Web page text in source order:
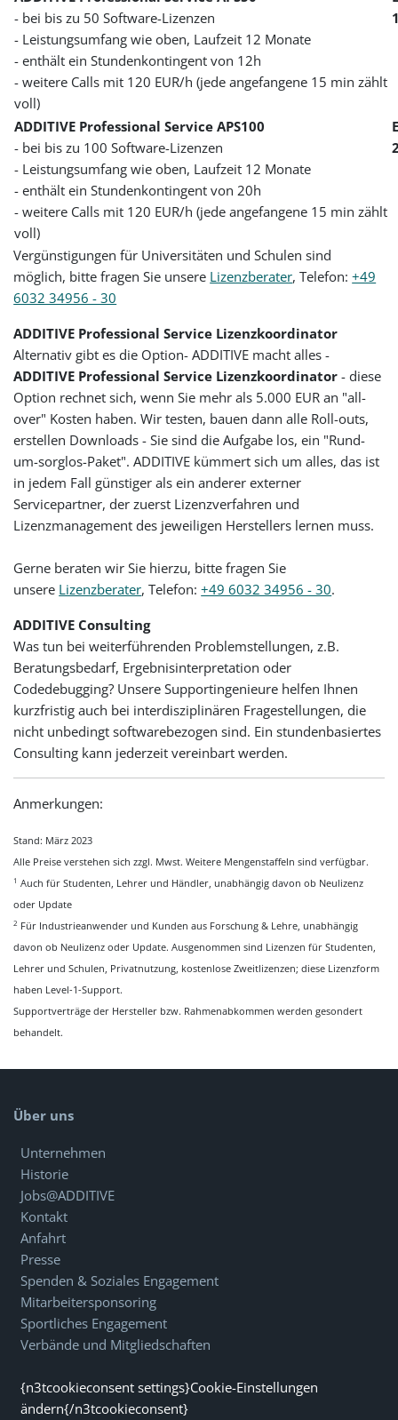
- bei bis zu 50 Software-Lizenzen
- Leistungsumfang wie oben, Laufzeit 12 Monate
- enthält ein Stundenkontingent von 12h
- weitere Calls mit 120 EUR/h (jede angefangene 15 min zählt
voll)
ADDITIVE Professional Service APS100
- bei bis zu 100 Software-Lizenzen
- Leistungsumfang wie oben, Laufzeit 12 Monate
- enthält ein Stundenkontingent von 20h
- weitere Calls mit 120 EUR/h (jede angefangene 15 min zählt
voll)
Vergünstigungen für Universitäten und Schulen sind
möglich, bitte fragen Sie unsere Lizenzberater, Telefon:+49
6032 34956 - 30
ADDITIVE Professional Service Lizenzkoordinator
Alternativ gibt es die Option- ADDITIVE macht alles -
ADDITIVE Professional Service Lizenzkoordinator - diese
Option rechnet sich, wenn Sie mehr als 5.000 EUR an "all-
over" Kosten haben. Wir testen, bauen dann alle Roll-outs,
erstellen Downloads - Sie sind die Aufgabe los, ein "Rund-
um-sorglos-Paket". ADDITIVE kümmert sich um alles, das ist
in jedem Fall günstiger als ein anderer externer
Servicepartner, der zuerst Lizenzverfahren und
Lizenzmanagement des jeweiligen Herstellers lernen muss.
Gerne beraten wir Sie hierzu, bitte fragen Sie
unsere Lizenzberater, Telefon:+49 6032 34956 - 30.
ADDITIVE Consulting
Was tun bei weiterführenden Problemstellungen, z.B.
Beratungsbedarf, Ergebnisinterpretation oder
Codedebugging? Unsere Supportingenieure helfen Ihnen
kurzfristig auch bei interdisziplinären Fragestellungen, die
nicht unbedingt softwarebezogen sind. Ein stundenbasiertes
Consulting kann jederzeit vereinbart werden.
Anmerkungen:
Stand: März 2023
Alle Preise verstehen sich zzgl. Mwst. Weitere Mengenstaffeln sind verfügbar.
1 Auch für Studenten, Lehrer und Händler, unabhängig davon ob Neulizenz
oder Update
2 Für Industrieanwender und Kunden aus Forschung & Lehre, unabhängig
davon ob Neulizenz oder Update. Ausgenommen sind Lizenzen für Studenten,
Lehrer und Schulen, Privatnutzung, kostenlose Zweitlizenzen; diese Lizenzform
haben Level-1-Support.
Supportverträge der Hersteller bzw. Rahmenabkommen werden gesondert
behandelt.
Über uns
Unternehmen
Historie
Jobs@ADDITIVE
Kontakt
Anfahrt
Presse
Spenden & Soziales Engagement
Mitarbeitersponsoring
Sportliches Engagement
Verbände und Mitgliedschaften
{n3tcookieconsent settings}Cookie-Einstellungen
ändern{/n3tcookieconsent}